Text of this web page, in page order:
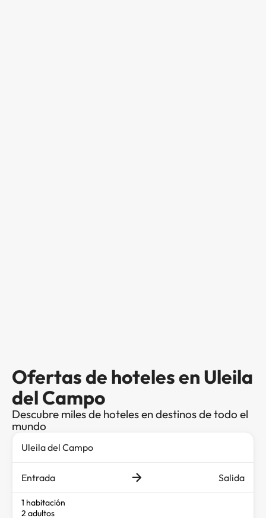
Ofertas de hoteles en Uleila
del Campo
Descubre miles de hoteles en destinos de todo el
mundo
Entrada Salida
1 habitación
2 adultos